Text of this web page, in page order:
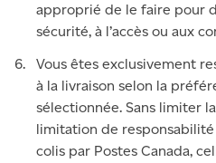
approprié de le faire pour
sécurité, à l’accès ou aux
Vous êtes exclusivement
à la livraison selon la
sélectionnée. Sans limiter
limitation de
colis par Postes Canada,